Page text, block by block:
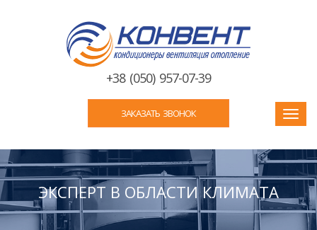
+38 (050) 957-07-39
ЗАКАЗАТЬ ЗВОНОК
ЭКСПЕРТ В ОБЛАСТИ КЛИМАТА